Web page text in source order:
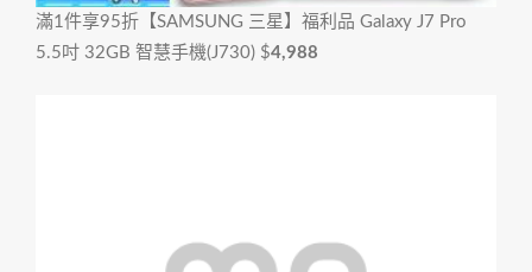
滿1件享95折 【SAMSUNG 三星】福利品 Galaxy J7 Pro
5.5吋 32GB 智慧手機(J730) $4,988